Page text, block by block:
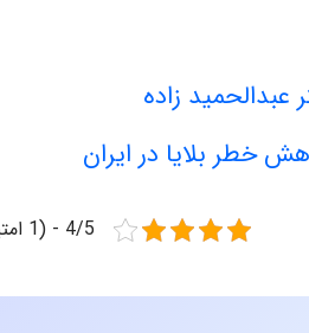
زاده
خطر بلایا در ایران
4/5 - (1 امتیاز)